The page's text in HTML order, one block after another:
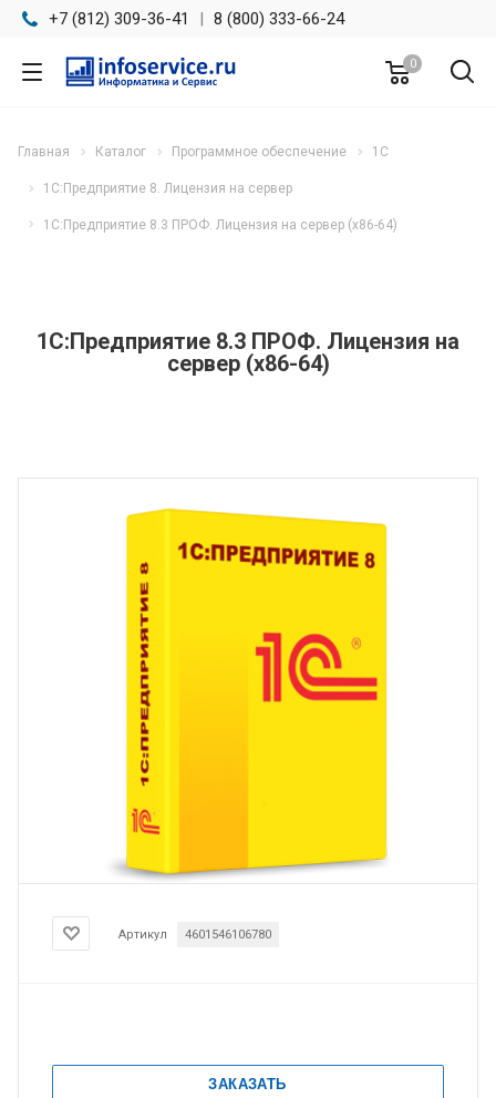
+7 (812) 309-36-41 | 8 (800) 333-66-24
0
Главная Каталог Программное обеспечение 1С
1С:Предприятие 8. Лицензия на сервер
1С:Предприятие 8.3 ПРОФ. Лицензия на сервер (x86-64)
1С:Предприятие 8.3 ПРОФ. Лицензия на
сервер (x86-64)
Артикул 4601546106780
ЗАКАЗАТЬ